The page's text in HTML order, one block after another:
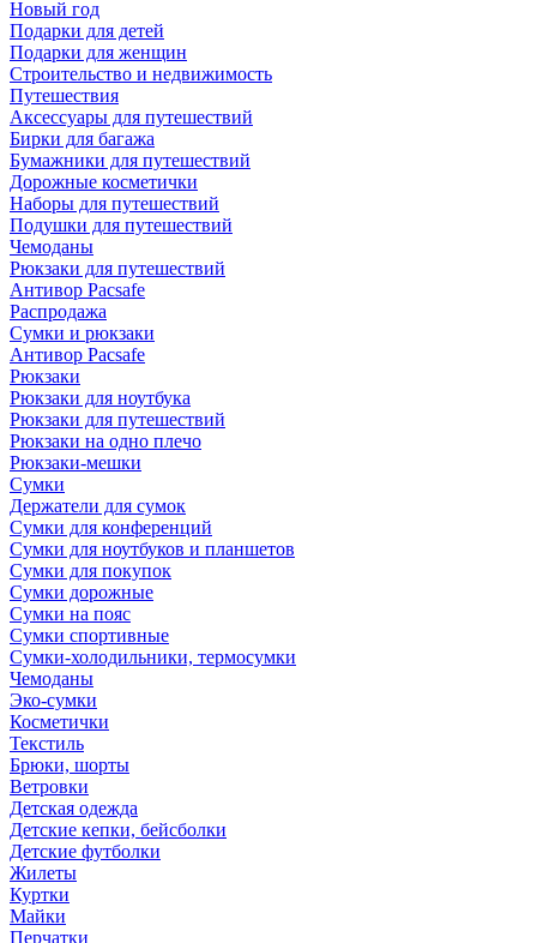
Новый год
Подарки для детей
Подарки для женщин
Строительство и недвижимость
Путешествия
Аксессуары для путешествий
Бирки для багажа
Бумажники для путешествий
Дорожные косметички
Наборы для путешествий
Подушки для путешествий
Чемоданы
Рюкзаки для путешествий
Антивор Pacsafe
Распродажа
Сумки и рюкзаки
Антивор Pacsafe
Рюкзаки
Рюкзаки для ноутбука
Рюкзаки для путешествий
Рюкзаки на одно плечо
Рюкзаки-мешки
Сумки
Держатели для сумок
Сумки для конференций
Сумки для ноутбуков и планшетов
Сумки для покупок
Сумки дорожные
Сумки на пояс
Сумки спортивные
Сумки-холодильники, термосумки
Чемоданы
Эко-сумки
Косметички
Текстиль
Брюки, шорты
Ветровки
Детская одежда
Детские кепки, бейсболки
Детские футболки
Жилеты
Куртки
Майки
Перчатки